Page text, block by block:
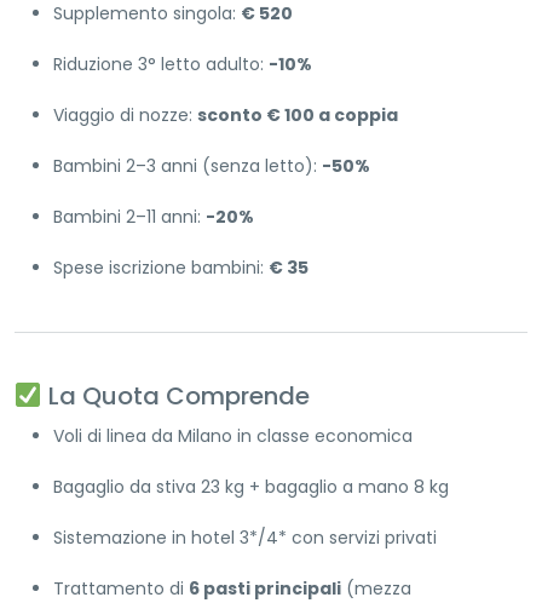
Supplemento singola: € 520
Riduzione 3° letto adulto: -10%
Viaggio di nozze: sconto € 100 a coppia
Bambini 2–3 anni (senza letto): -50%
Bambini 2–11 anni: -20%
Spese iscrizione bambini: € 35
La Quota Comprende
Voli di linea da Milano in classe economica
Bagaglio da stiva 23 kg + bagaglio a mano 8 kg
Sistemazione in hotel 3*/4* con servizi privati
Trattamento di 6 pasti principali (mezza